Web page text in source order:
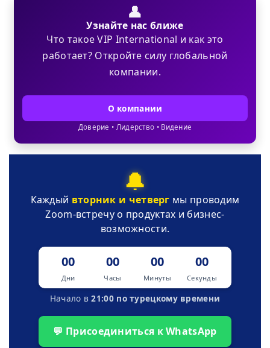
👤
Узнайте нас ближе
Что такое VIP International и как это
работает? Откройте силу глобальной
компании.
О компании
Доверие • Лидерство • Видение
🔔
Каждый вторник и четверг мы проводим
Zoom-встречу о продуктах и бизнес-
возможности.
00
Дни
00
Часы
00
Минуты
00
Секунды
Начало в21:00 по турецкому времени
💬 Присоединиться к WhatsApp